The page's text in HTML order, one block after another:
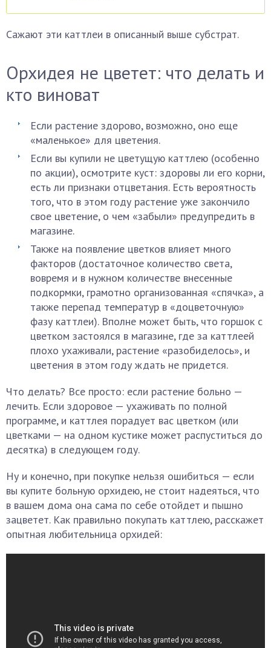
Сажают эти каттлеи в описанный выше субстрат.
Орхидея не цветет: что делать и
кто виноват
Если растение здорово, возможно, оно еще
«маленькое» для цветения.
Если вы купили не цветущую каттлею (особенно
по акции), осмотрите куст: здоровы ли его корни,
есть ли признаки отцветания. Есть вероятность
того, что в этом году растение уже закончило
свое цветение, о чем «забыли» предупредить в
магазине.
Также на появление цветков влияет много
факторов (достаточное количество света,
вовремя и в нужном количестве внесенные
подкормки, грамотно организованная «спячка», а
также перепад температур в «доцветочную»
фазу каттлеи). Вполне может быть, что горшок с
цветком застоялся в магазине, где за каттлеей
плохо ухаживали, растение «разобиделось», и
цветения в этом году ждать не придется.
Что делать? Все просто: если растение больно —
лечить. Если здоровое — ухаживать по полной
программе, и каттлея порадует вас цветком (или
цветками — на одном кустике может распуститься до
десятка) в следующем году.
Ну и конечно, при покупке нельзя ошибиться — если
вы купите больную орхидею, не стоит надеяться, что
в вашем дома она сама по себе отойдет и пышно
зацветет. Как правильно покупать каттлею, расскажет
опытная любительница орхидей: